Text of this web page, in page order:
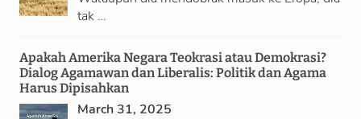
tak …
Apakah Amerika Negara Teokrasi atau Demokrasi?
Dialog Agamawan dan Liberalis: Politik dan Agama
Harus Dipisahkan
March 31, 2025